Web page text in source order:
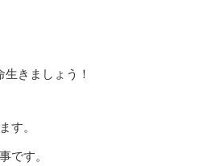
きましょう！
す。
です。